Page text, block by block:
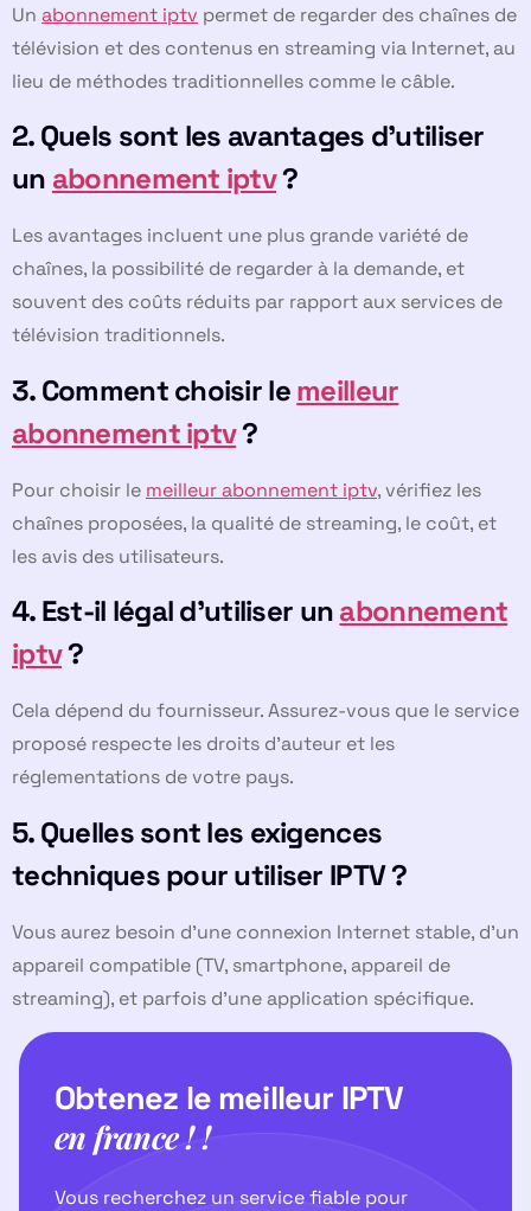
Un abonnement iptv permet de regarder des chaînes de
télévision et des contenus en streaming via Internet, au
lieu de méthodes traditionnelles comme le câble.
2. Quels sont les avantages d’utiliser
un abonnement iptv?
Les avantages incluent une plus grande variété de
chaînes, la possibilité de regarder à la demande, et
souvent des coûts réduits par rapport aux services de
télévision traditionnels.
3. Comment choisir lemeilleur
abonnement iptv?
Pour choisir le meilleur abonnement iptv, vérifiez les
chaînes proposées, la qualité de streaming, le coût, et
les avis des utilisateurs.
4. Est-il légal d’utiliser unabonnement
iptv?
Cela dépend du fournisseur. Assurez-vous que le service
proposé respecte les droits d’auteur et les
réglementations de votre pays.
5. Quelles sont les exigences
techniques pour utiliser IPTV ?
Vous aurez besoin d’une connexion Internet stable, d’un
appareil compatible (TV, smartphone, appareil de
streaming), et parfois d’une application spécifique.
Obtenez le meilleur IPTV
en france ! !
Vous recherchez un service fiable pour